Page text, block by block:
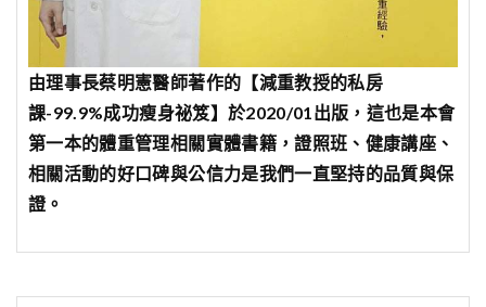
由理事長蔡明憲醫師著作的【減重教授的私房
課-99.9%成功瘦身祕笈】於2020/01出版，這也是本會
第一本的體重管理相關實體書籍，證照班、健康講座、
相關活動的好口碑與公信力是我們一直堅持的品質與保
證。